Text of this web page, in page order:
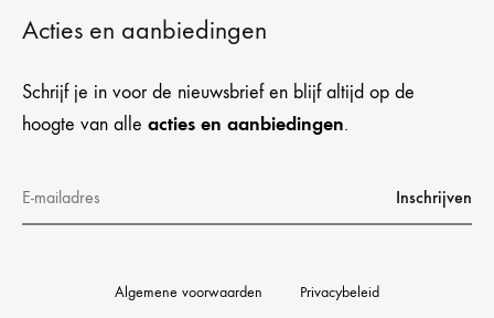
Acties en aanbiedingen
Schrijf je in voor de nieuwsbrief en blijf altijd op de
hoogte van alle acties en aanbiedingen.
Algemene voorwaarden Privacybeleid